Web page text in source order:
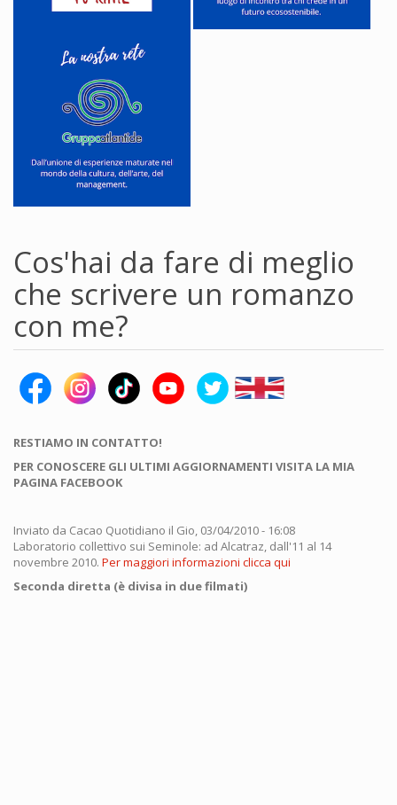
Cos'hai da fare di meglio
che scrivere un romanzo
con me?
RESTIAMO IN CONTATTO!
PER CONOSCERE GLI ULTIMI AGGIORNAMENTI VISITA LA MIA
PAGINA FACEBOOK
Inviato da Cacao Quotidiano il Gio, 03/04/2010 - 16:08
Laboratorio collettivo sui Seminole: ad Alcatraz, dall'11 al 14
novembre 2010. Per maggiori informazioni clicca qui
Seconda diretta (è divisa in due filmati)